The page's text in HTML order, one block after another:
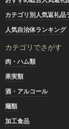
カテゴリ別人気返礼品
人気自治体ランキング
カテゴリでさがす
肉・ハム類
果実類
酒・アルコール
麺類
加工食品